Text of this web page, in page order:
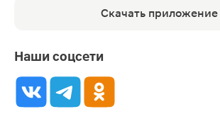
Скачать приложение
Наши соцсети